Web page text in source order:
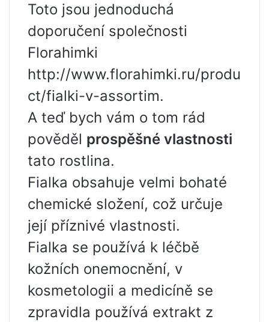
Toto jsou jednoduchá
doporučení společnosti
Florahimki
http://www.florahimki.ru/produ
ct/fialki-v-assortim.
A teď bych vám o tom rád
pověděl prospěšné vlastnosti
tato rostlina.
Fialka obsahuje velmi bohaté
chemické složení, což určuje
její příznivé vlastnosti.
Fialka se používá k léčbě
kožních onemocnění, v
kosmetologii a medicíně se
zpravidla používá extrakt z